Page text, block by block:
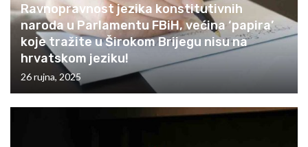
Ravnopravnost jezika konstitutivnih
naroda u Parlamentu FBiH, većina ‘papira’
koje tražite u Širokom Brijegu nisu na
hrvatskom jeziku!
26 rujna, 2025